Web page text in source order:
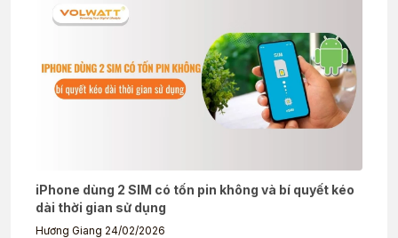
iPhone dùng 2 SIM có tốn pin không và bí quyết kéo
dài thời gian sử dụng
Hương Giang 24/02/2026